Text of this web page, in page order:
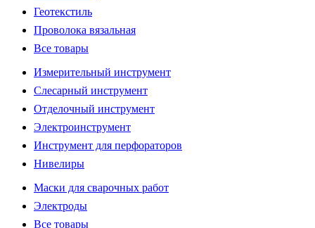
Геотекстиль
Проволока вязальная
Все товары
Измерительный инструмент
Слесарный инструмент
Отделочный инструмент
Электроинструмент
Инструмент для перфораторов
Нивелиры
Маски для сварочных работ
Электроды
Все товары